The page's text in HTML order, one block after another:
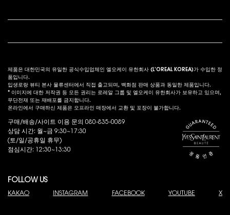
제품은 대한민국의 유일한 공식수입업체인 엘오케이 유한회사 (L’OREAL KOREA)가 수입한 정
품입니다.
입생로랑 뷰티 본사 물류센터에서 직접 출고되며, 백화점 판매 상품과 동일한 제품입니다.
* 이미지에 대한 저작권 등 모든 권리는 로레알 그룹 및 엘오케이 유한회사가 보유하고 있으며,
무단전재 또는 재배포를 금지합니다.
온라인에서 구매하신 제품은 오프라인 매장에서 교환 및 포장이 불가합니다.
구매/배송/사이트 이용 문의 080-835-0089
상담 시간: 월~금 9:30~17:30
(토/일/공휴일 휴무)
점심시간: 12:30~13:30
FOLLOW US
KAKAO INSTAGRAM FACEBOOK YOUTUBE X